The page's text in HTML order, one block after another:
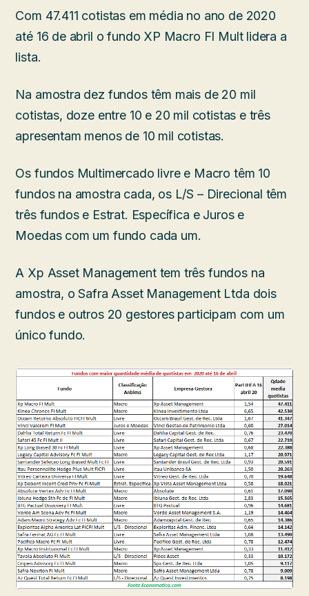
Com 47.411 cotistas em média no ano de 2020
até 16 de abril o fundo XP Macro FI Mult lidera a
lista.
Na amostra dez fundos têm mais de 20 mil
cotistas, doze entre 10 e 20 mil cotistas e três
apresentam menos de 10 mil cotistas.
Os fundos Multimercado livre e Macro têm 10
fundos na amostra cada, os L/S – Direcional têm
três fundos e Estrat. Específica e Juros e
Moedas com um fundo cada um.
A Xp Asset Management tem três fundos na
amostra, o Safra Asset Management Ltda dois
fundos e outros 20 gestores participam com um
único fundo.